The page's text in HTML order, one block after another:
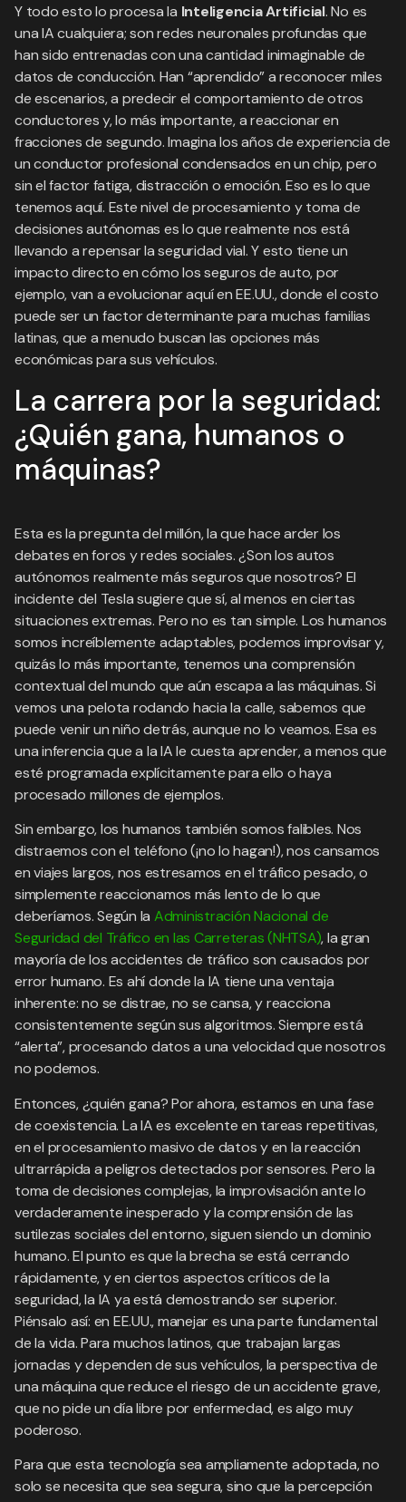
Y todo esto lo procesa la Inteligencia Artificial. No es
una IA cualquiera; son redes neuronales profundas que
han sido entrenadas con una cantidad inimaginable de
datos de conducción. Han “aprendido” a reconocer miles
de escenarios, a predecir el comportamiento de otros
conductores y, lo más importante, a reaccionar en
fracciones de segundo. Imagina los años de experiencia de
un conductor profesional condensados en un chip, pero
sin el factor fatiga, distracción o emoción. Eso es lo que
tenemos aquí. Este nivel de procesamiento y toma de
decisiones autónomas es lo que realmente nos está
llevando a repensar la seguridad vial. Y esto tiene un
impacto directo en cómo los seguros de auto, por
ejemplo, van a evolucionar aquí en EE.UU., donde el costo
puede ser un factor determinante para muchas familias
latinas, que a menudo buscan las opciones más
económicas para sus vehículos.
La carrera por la seguridad:
¿Quién gana, humanos o
máquinas?
Esta es la pregunta del millón, la que hace arder los
debates en foros y redes sociales. ¿Son los autos
autónomos realmente más seguros que nosotros? El
incidente del Tesla sugiere que sí, al menos en ciertas
situaciones extremas. Pero no es tan simple. Los humanos
somos increíblemente adaptables, podemos improvisar y,
quizás lo más importante, tenemos una comprensión
contextual del mundo que aún escapa a las máquinas. Si
vemos una pelota rodando hacia la calle, sabemos que
puede venir un niño detrás, aunque no lo veamos. Esa es
una inferencia que a la IA le cuesta aprender, a menos que
esté programada explícitamente para ello o haya
procesado millones de ejemplos.
Sin embargo, los humanos también somos falibles. Nos
distraemos con el teléfono (¡no lo hagan!), nos cansamos
en viajes largos, nos estresamos en el tráfico pesado, o
simplemente reaccionamos más lento de lo que
deberíamos. Según la Administración Nacional de
Seguridad del Tráfico en las Carreteras (NHTSA), la gran
mayoría de los accidentes de tráfico son causados por
error humano. Es ahí donde la IA tiene una ventaja
inherente: no se distrae, no se cansa, y reacciona
consistentemente según sus algoritmos. Siempre está
“alerta”, procesando datos a una velocidad que nosotros
no podemos.
Entonces, ¿quién gana? Por ahora, estamos en una fase
de coexistencia. La IA es excelente en tareas repetitivas,
en el procesamiento masivo de datos y en la reacción
ultrarrápida a peligros detectados por sensores. Pero la
toma de decisiones complejas, la improvisación ante lo
verdaderamente inesperado y la comprensión de las
sutilezas sociales del entorno, siguen siendo un dominio
humano. El punto es que la brecha se está cerrando
rápidamente, y en ciertos aspectos críticos de la
seguridad, la IA ya está demostrando ser superior.
Piénsalo así: en EE.UU., manejar es una parte fundamental
de la vida. Para muchos latinos, que trabajan largas
jornadas y dependen de sus vehículos, la perspectiva de
una máquina que reduce el riesgo de un accidente grave,
que no pide un día libre por enfermedad, es algo muy
poderoso.
Para que esta tecnología sea ampliamente adoptada, no
solo se necesita que sea segura, sino que la percepción